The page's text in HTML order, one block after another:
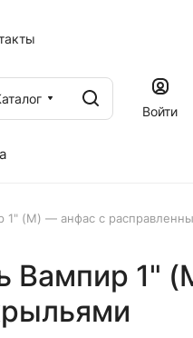
Войти
(M) — анфас с
Вампир 1"